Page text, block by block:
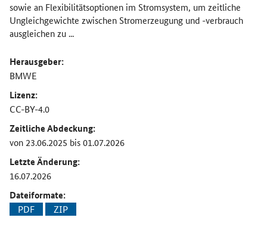
sowie an Flexibilitätsoptionen im Stromsystem, um zeitliche
Ungleichgewichte zwischen Stromerzeugung und -verbrauch
ausgleichen zu ...
Herausgeber:
BMWE
Lizenz:
CC-BY-4.0
Zeitliche Abdeckung:
von 23.06.2025 bis 01.07.2026
Letzte Änderung:
16.07.2026
Dateiformate:
PDF ZIP